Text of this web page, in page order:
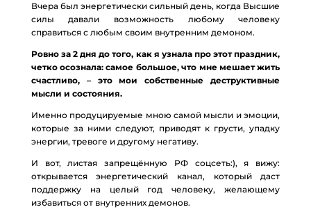
Вчера был энергетически сильный день, когда Высшие
силы давали возможность любому человеку
справиться с любым своим внутренним демоном.
Ровно за 2 дня до того, как я узнала про этот праздник,
четко осознала: самое большое, что мне мешает жить
счастливо, – это мои собственные деструктивные
мысли и состояния.
Именно продуцируемые мною самой мысли и эмоции,
которые за ними следуют, приводят к грусти, упадку
энергии, тревоге и другому негативу.
И вот, листая запрещённую РФ соцсеть:), я вижу:
открывается энергетический канал, который даст
поддержку на целый год человеку, желающему
избавиться от внутренних демонов.